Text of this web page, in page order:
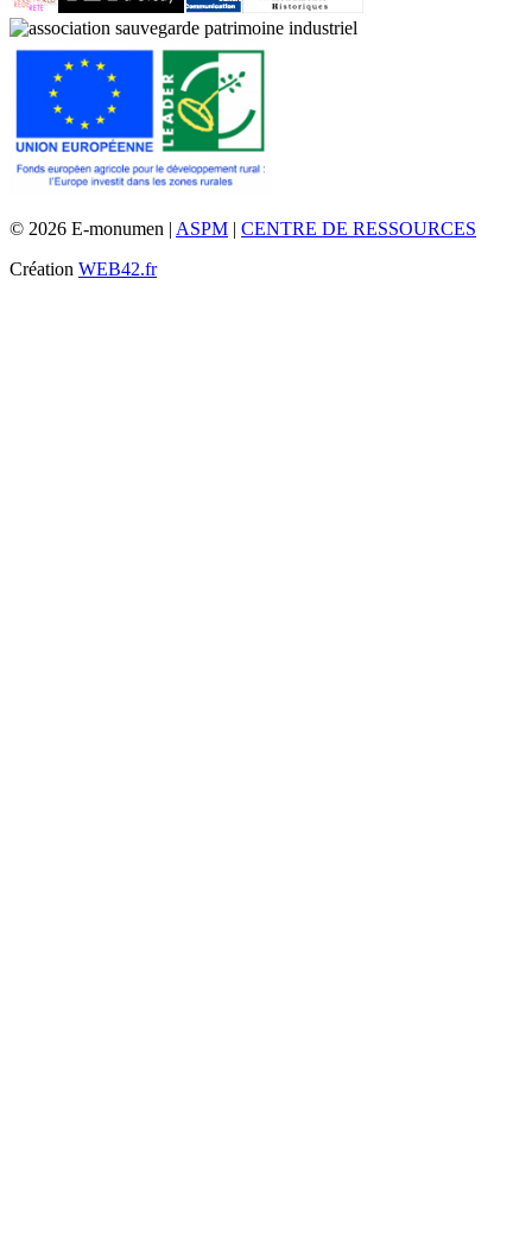
© 2026 E-monumen | ASPM | CENTRE DE RESSOURCES
Création WEB42.fr